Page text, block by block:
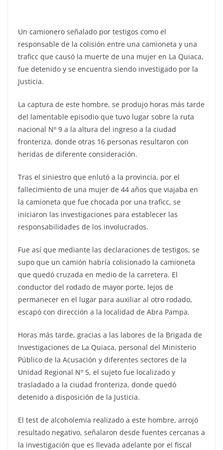
Un camionero señalado por testigos como el
responsable de la colisión entre una camioneta y una
traficc que causó la muerte de una mujer en La Quiaca,
fue detenido y se encuentra siendo investigado por la
Justicia.
La captura de este hombre, se produjo horas más tarde
del lamentable episodio que tuvo lugar sobre la ruta
nacional Nº 9 a la altura del ingreso a la ciudad
fronteriza, donde otras 16 personas resultaron con
heridas de diferente consideración.
Tras el siniestro que enlutó a la provincia, por el
fallecimiento de una mujer de 44 años que viajaba en
la camioneta que fue chocada por una traficc, se
iniciaron las investigaciones para establecer las
responsabilidades de los involucrados.
Fue así que mediante las declaraciones de testigos, se
supo que un camión habría colisionado la camioneta
que quedó cruzada en medio de la carretera. El
conductor del rodado de mayor porte, lejos de
permanecer en el lugar para auxiliar al otro rodado,
escapó con dirección a la localidad de Abra Pampa.
Horas más tarde, gracias a las labores de la Brigada de
Investigaciones de La Quiaca, personal del Ministerio
Público de la Acusación y diferentes sectores de la
Unidad Regional Nº 5, el sujeto fue localizado y
trasladado a la ciudad fronteriza, donde quedó
detenido a disposición de la Justicia.
El test de alcoholemia realizado a este hombre, arrojó
resultado negativo, señalaron desde fuentes cercanas a
la investigación que es llevada adelante por el fiscal